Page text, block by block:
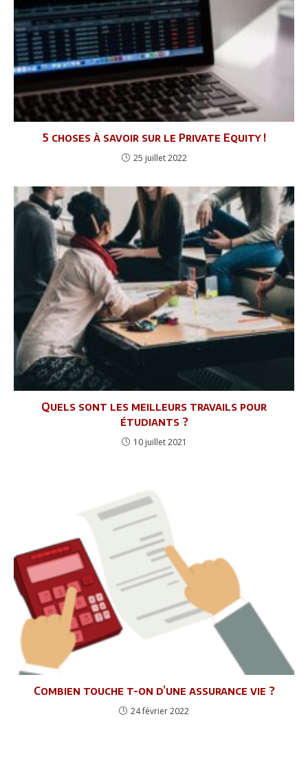
5 choses à savoir sur le Private Equity !
25 juillet 2022
Quels sont les meilleurs travails pour
étudiants ?
10 juillet 2021
Combien touche t-on d’une assurance vie ?
24 février 2022